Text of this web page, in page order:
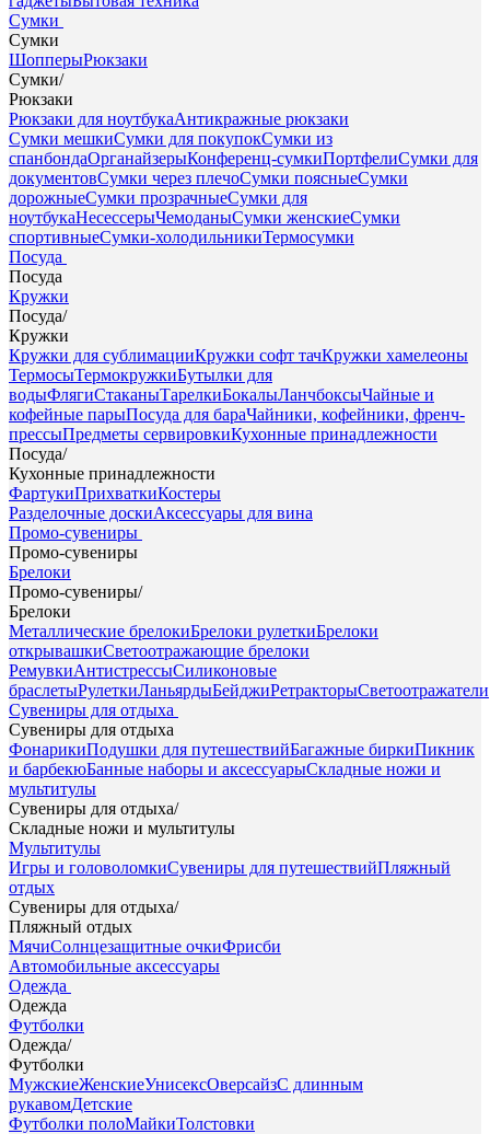
Сумки
Сумки
ШопперыРюкзаки
Сумки/
Рюкзаки
Рюкзаки для ноутбукаАнтикражные рюкзаки
Сумки мешкиСумки для покупокСумки из
спанбондаОрганайзерыКонференц-сумкиПортфелиСумки для
документовСумки через плечоСумки поясныеСумки
дорожныеСумки прозрачныеСумки для
ноутбукаНесессерыЧемоданыСумки женскиеСумки
спортивныеСумки-холодильникиТермосумки
Посуда
Посуда
Кружки
Посуда/
Кружки
Кружки для сублимацииКружки софт тачКружки хамелеоны
ТермосыТермокружкиБутылки для
водыФлягиСтаканыТарелкиБокалыЛанчбоксыЧайные и
кофейные парыПосуда для бараЧайники, кофейники, френч-
прессыПредметы сервировкиКухонные принадлежности
Посуда/
Кухонные принадлежности
ФартукиПрихваткиКостеры
Разделочные доскиАксессуары для вина
Промо-сувениры
Промо-сувениры
Брелоки
Промо-сувениры/
Брелоки
Металлические брелокиБрелоки рулеткиБрелоки
открывашкиСветоотражающие брелоки
РемувкиАнтистрессыСиликоновые
браслетыРулеткиЛаньярдыБейджиРетракторыСветоотражатели
Сувениры для отдыха
Сувениры для отдыха
ФонарикиПодушки для путешествийБагажные биркиПикник
и барбекюБанные наборы и аксессуарыСкладные ножи и
мультитулы
Сувениры для отдыха/
Складные ножи и мультитулы
Мультитулы
Игры и головоломкиСувениры для путешествийПляжный
отдых
Сувениры для отдыха/
Пляжный отдых
МячиСолнцезащитные очкиФрисби
Автомобильные аксессуары
Одежда
Одежда
Футболки
Одежда/
Футболки
МужскиеЖенскиеУнисексОверсайзС длинным
рукавомДетские
Футболки полоМайкиТолстовки